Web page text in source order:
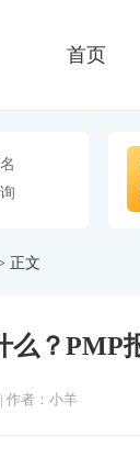
首页
正文
么？PMP
作者：小羊